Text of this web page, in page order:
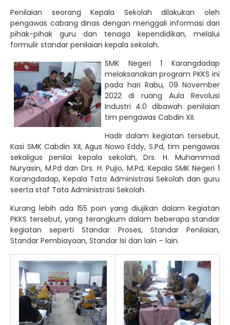
Penilaian seorang Kepala Sekolah dilakukan oleh
pengawas cabang dinas dengan menggali informasi dari
pihak-pihak guru dan tenaga kependidikan, melalui
formulir standar penilaian kepala sekolah.
SMK Negeri 1 Karangdadap
melaksanakan program PKKS ini
pada hari Rabu, 09 November
2022 di ruang Aula Revolusi
Industri 4.0 dibawah penilaian
tim pengawas Cabdin XII.
Hadir dalam kegiatan tersebut,
Kasi SMK Cabdin XII, Agus Nowo Eddy, S.Pd, tim pengawas
sekaligus penilai kepala sekolah, Drs. H. Muhammad
Nuryasin, M.Pd dan Drs. H. Pujio, M.Pd, Kepala SMK Negeri 1
Karangdadap, Kepala Tata Administrasi Sekolah dan guru
seerta staf Tata Administrasi Sekolah.
Kurang lebih ada 155 poin yang diujikan dalam kegiatan
PKKS tersebut, yang terangkum dalam beberapa standar
kegiatan seperti Standar Proses, Standar Penilaian,
Standar Pembiayaan, Standar Isi dan lain – lain.